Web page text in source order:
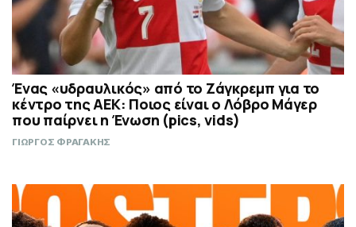
Ένας «υδραυλικός» από το Ζάγκρεμπ για το
κέντρο της ΑΕΚ: Ποιος είναι o Λόβρο Μάγερ
που παίρνει η Ένωση (pics, vids)
ΓΙΩΡΓΟΣ ΦΡΑΓΑΚΗΣ